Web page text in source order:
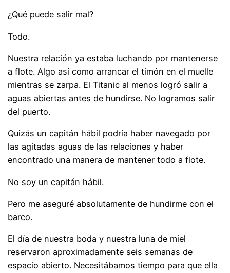
¿Qué puede salir mal?
Todo.
Nuestra relación ya estaba luchando por mantenerse
a flote. Algo así como arrancar el timón en el muelle
mientras se zarpa. El Titanic al menos logró salir a
aguas abiertas antes de hundirse. No logramos salir
del puerto.
Quizás un capitán hábil podría haber navegado por
las agitadas aguas de las relaciones y haber
encontrado una manera de mantener todo a flote.
No soy un capitán hábil.
Pero me aseguré absolutamente de hundirme con el
barco.
El día de nuestra boda y nuestra luna de miel
reservaron aproximadamente seis semanas de
espacio abierto. Necesitábamos tiempo para que ella